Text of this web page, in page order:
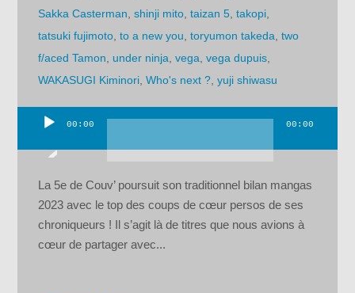
Sakka Casterman ,shinji mito ,taizan 5 ,takopi
tatsuki fujimoto ,to a new you ,toryumon takeda ,two
f/aced Tamon
under ninja ,vega ,vega dupuis
WAKASUGI Kiminori ,Who's next ? ,yuji shiwasu
00:00 00:00
La 5e de Couv’ poursuit son traditionnel bilan mangas
2023 avec le top des coups de cœur persos de ses
chroniqueurs ! Il s’agit là de titres que nous avions à
cœur de partager avec...